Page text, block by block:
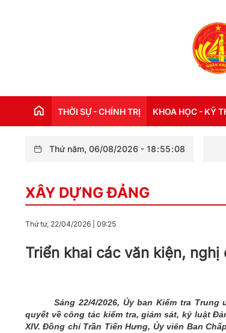
THỜI SỰ - CHÍNH TRỊ
THỜI SỰ QUỐC TẾ
KỶ NIỆM 110 NĂM NGÀY BÁC HỒ RA ĐI
CHÀO MỪNG KỶ NIỆM 75 NĂM NGÀY
TRUYỀN THỐNG LỰC LƯỢNG VŨ TRANG
QUÂN KHU 4 (15/10/1945 - 15/10/2020)
KHOA HỌC - KỸ
Thứ năm, 06/08/2026 -18:55:10
XÂY DỰNG ĐẢNG
Thứ tư, 22/04/2026 09:25
Triển khai các văn kiện,
Sáng 22/4/2026, Ủy ban Kiểm tra
quyết về công tác kiểm tra, giám sát, kỷ luật
XIV. Đồng chí Trần Tiến Hưng, Ủy viên Ban